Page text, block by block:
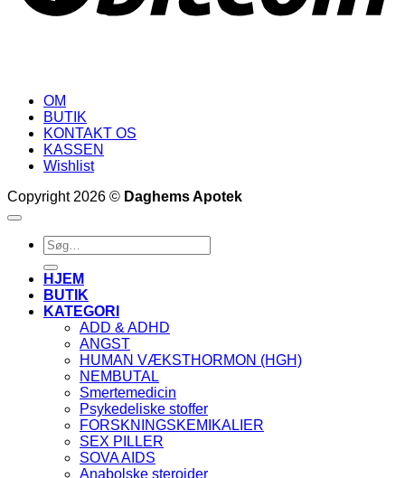
OM
BUTIK
KONTAKT OS
KASSEN
Wishlist
Copyright 2026 © Daghems Apotek
Søg
efter:
HJEM
BUTIK
KATEGORI
ADD & ADHD
ANGST
HUMAN VÆKSTHORMON (HGH)
NEMBUTAL
Smertemedicin
Psykedeliske stoffer
FORSKNINGSKEMIKALIER
SEX PILLER
SOVA AIDS
Anabolske steroider